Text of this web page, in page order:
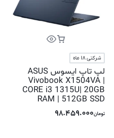
شرکتی 18 ماه
لپ تاپ ایسوس ASUS
Vivobook X1504VA |
CORE i3 1315U| 20GB
RAM | 512GB SSD
تومان98.459.000